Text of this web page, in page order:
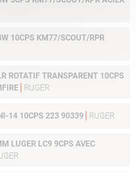
SCOUT/RPR
ROTATIF TRANSPARENT 10CPS
RUGER
14 10CPS 223 90339 RUGER
LC9 9CPS AVEC